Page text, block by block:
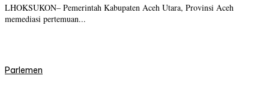
LHOKSUKON– Pemerintah Kabupaten Aceh Utara, Provinsi Aceh
memediasi pertemuan...
Parlemen